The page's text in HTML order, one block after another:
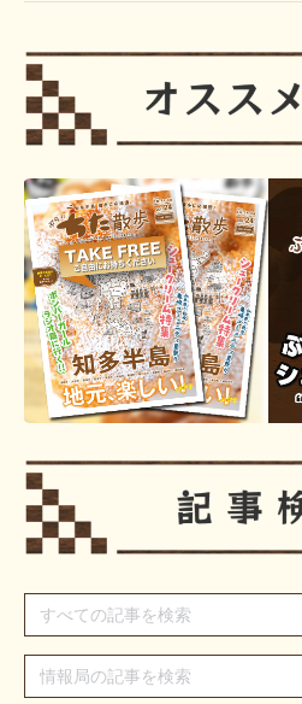
Search
for:
Search
for: